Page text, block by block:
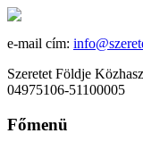
e-mail cím:
Szeretet Földje
04975106-51100005
Főmenü